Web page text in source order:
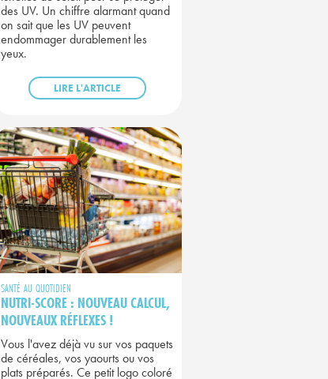
des UV. Un chiffre alarmant quand
on sait que les UV peuvent
endommager durablement les
yeux.
LIRE L'ARTICLE
SANTÉ AU QUOTIDIEN
NUTRI-SCORE : NOUVEAU CALCUL,
NOUVEAUX RÉFLEXES !
Vous l'avez déjà vu sur vos paquets
de céréales, vos yaourts ou vos
plats préparés. Ce petit logo coloré